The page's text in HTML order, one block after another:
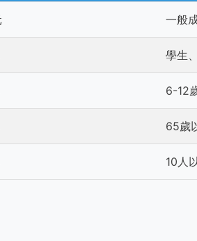
一般
學生
6-12
65歲
10人